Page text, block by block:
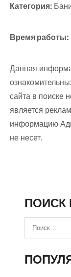
Категория:
Время работы:
Данная
сайта в поиске
является
информацию
не несет.
ПОИСК